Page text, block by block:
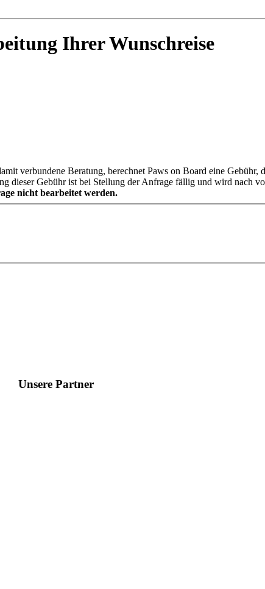
Ihrer Wunschreise
verbundene Beratung, berechnet Paws on Board eine Gebühr,
dieser Gebühr ist bei Stellung der Anfrage fällig und wird nach
nicht bearbeitet werden.
Unsere Partner